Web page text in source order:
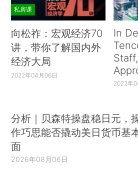
私房课
向松祚：宏观经济70
讲，带你了解国内外
经济大局
2022年04月06日
In
2022年
分析｜贝森特操盘稳日元，
作巧思能否撬动美日货币基
面
2026年08月06日